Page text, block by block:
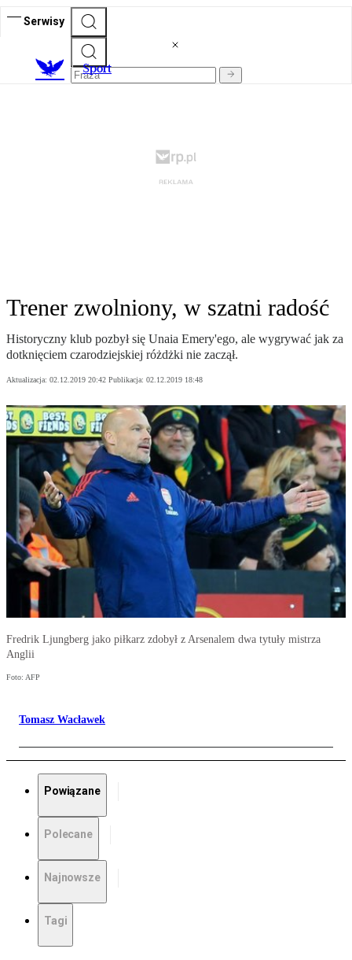
Serwisy
Sport
Trener zwolniony, w szatni radość
Historyczny klub pozbył się Unaia Emery'ego, ale wygrywać jak za
dotknięciem czarodziejskiej różdżki nie zaczął.
Aktualizacja: 02.12.2019 20:42 Publikacja: 02.12.2019 18:48
Fredrik Ljungberg jako piłkarz zdobył z Arsenalem dwa tytuły mistrza
Anglii
Foto: AFP
Tomasz Wacławek
Powiązane
Polecane
Najnowsze
Tagi